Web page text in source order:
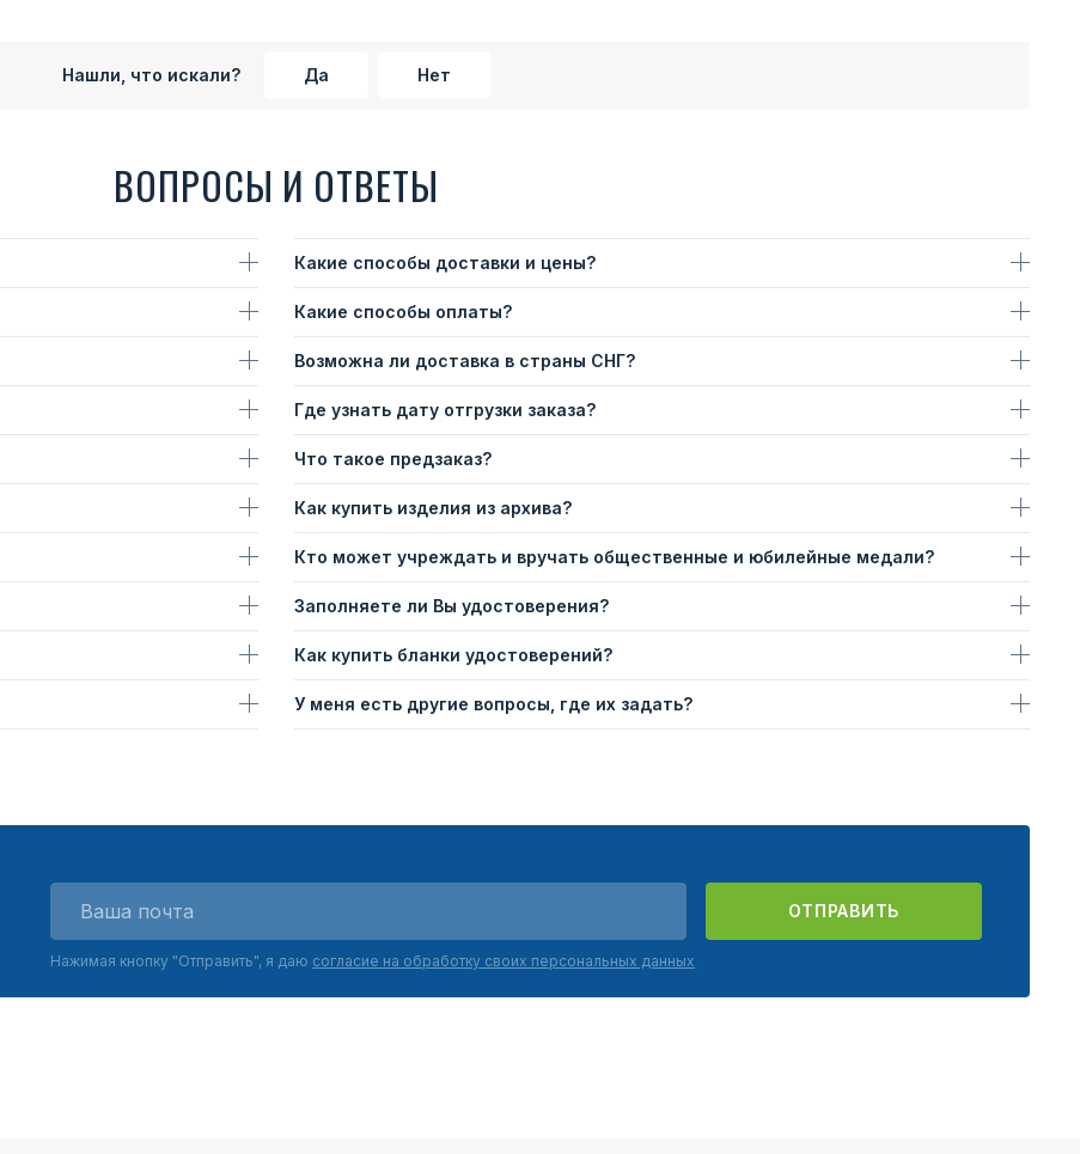
Нашли, что искали? Да Нет
ВОПРОСЫ И ОТВЕТЫ
Какие способы доставки и цены?
Какие способы оплаты?
Возможна ли доставка в страны СНГ?
Где узнать дату отгрузки заказа?
Что такое предзаказ?
Как купить изделия из архива?
Кто может учреждать и вручать общественные и юбилейные медали?
Заполняете ли Вы удостоверения?
Как купить бланки удостоверений?
У меня есть другие вопросы, где их задать?
ОТПРАВИТЬ
Нажимая кнопку "Отправить", я даю согласие на обработку своих персональных данных